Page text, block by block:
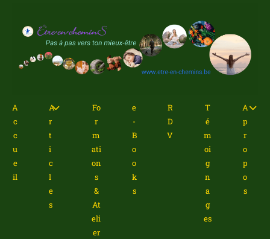
A
c
c
u
e
il
A
r
t
i
c
l
e
s
Fo
r
m
ati
on
s
&
At
eli
er
e
-
B
o
o
k
s
R
D
V
T
é
m
oi
g
n
a
g
es
A
p
r
o
p
o
s